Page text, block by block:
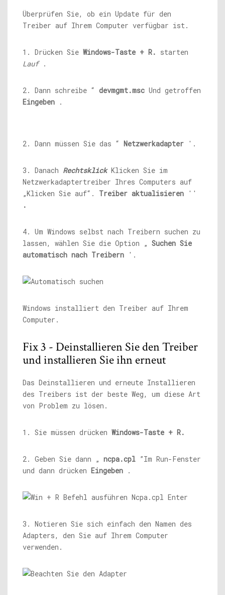
Überprüfen Sie, ob ein Update für den
Treiber auf Ihrem Computer verfügbar ist.
1. Drücken Sie Windows-Taste + R. starten
Lauf.
2. Dann schreibe “ devmgmt.msc Und getroffen
Eingeben .
2. Dann müssen Sie das “ Netzwerkadapter '.
3. Danach Rechtsklick Klicken Sie im
Netzwerkadaptertreiber Ihres Computers auf
„Klicken Sie auf“. Treiber aktualisieren ''
.
4. Um Windows selbst nach Treibern suchen zu
lassen, wählen Sie die Option „ Suchen Sie
automatisch nach Treibern '.
Windows installiert den Treiber auf Ihrem
Computer.
Fix 3 - Deinstallieren Sie den Treiber
und installieren Sie ihn erneut
Das Deinstallieren und erneute Installieren
des Treibers ist der beste Weg, um diese Art
von Problem zu lösen.
1. Sie müssen drücken Windows-Taste + R.
2. Geben Sie dann „ ncpa.cpl ”Im Run-Fenster
und dann drücken Eingeben .
3. Notieren Sie sich einfach den Namen des
Adapters, den Sie auf Ihrem Computer
verwenden.